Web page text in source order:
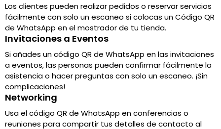
Los clientes pueden realizar pedidos o reservar servicios
fácilmente con solo un escaneo si colocas un Código QR
de WhatsApp en el mostrador de tu tienda.
Invitaciones a Eventos
Si añades un código QR de WhatsApp en las invitaciones
a eventos, las personas pueden confirmar fácilmente la
asistencia o hacer preguntas con solo un escaneo. ¡Sin
complicaciones!
Networking
Usa el código QR de WhatsApp en conferencias o
reuniones para compartir tus detalles de contacto al